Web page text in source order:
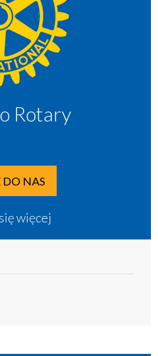
Rotary
NAS
więcej